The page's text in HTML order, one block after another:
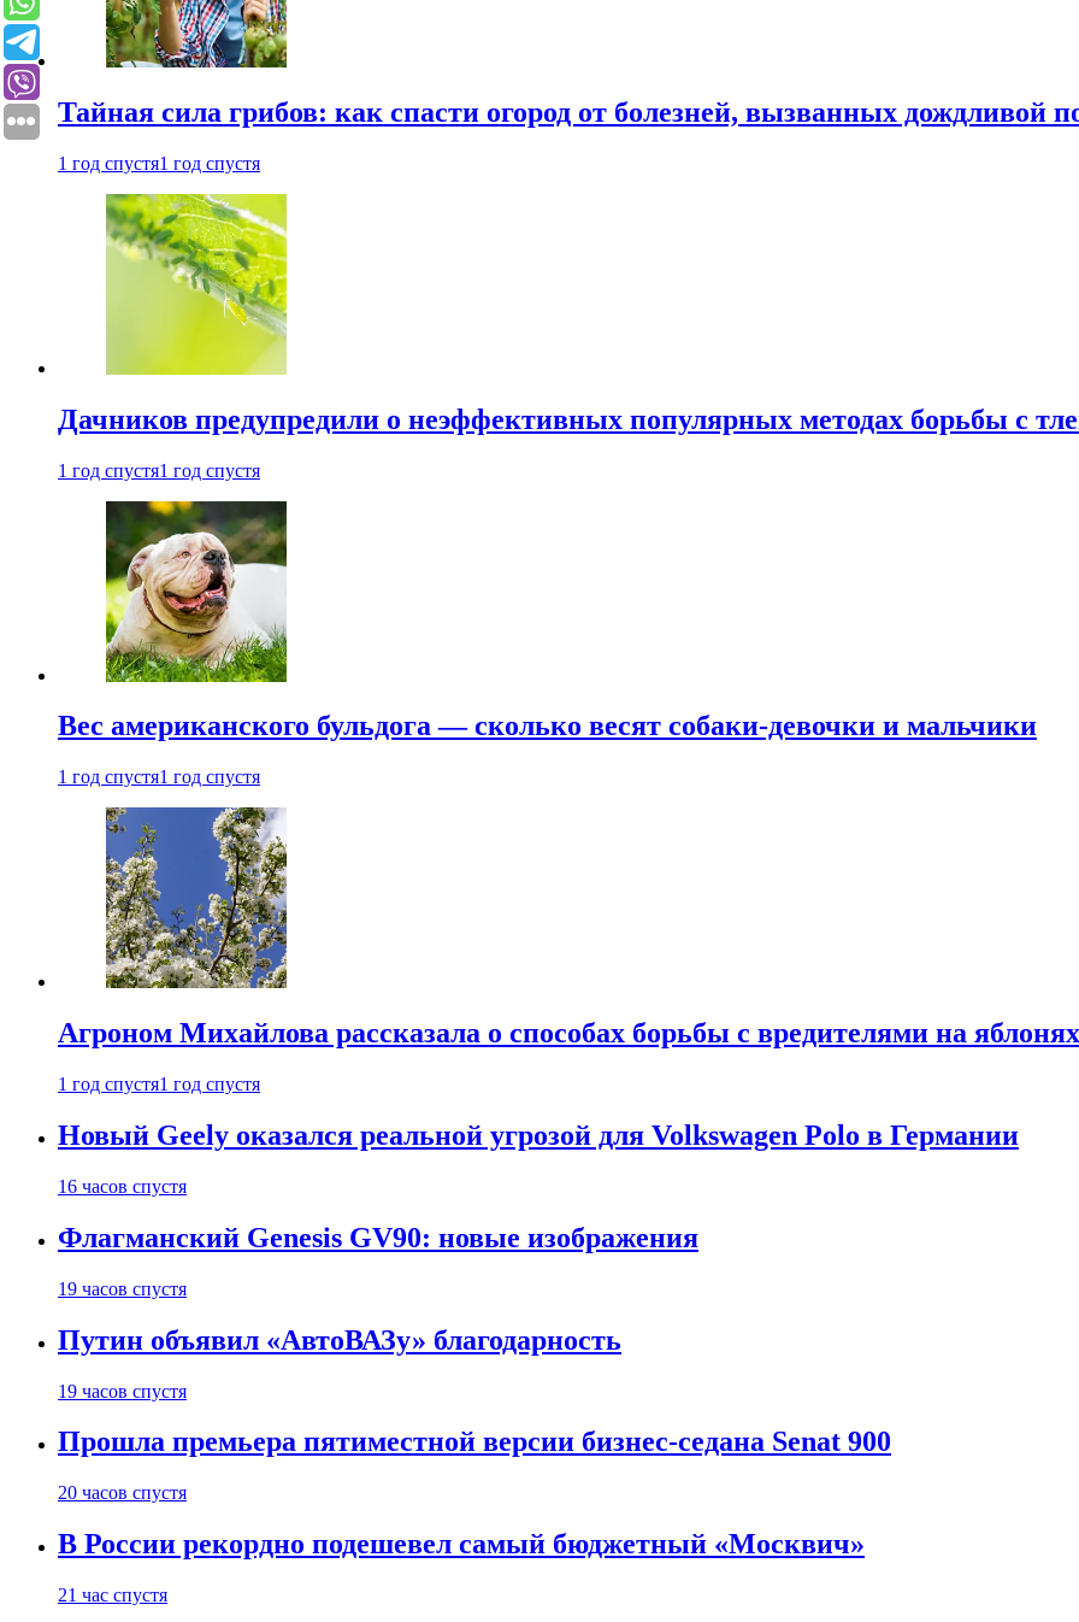
Тайная сила грибов: как спасти огород от болезней, вызванных дождливой
1 год спустя1 год спустя
Дачников предупредили о неэффективных популярных методах борьбы с
1 год спустя1 год спустя
Вес американского бульдога — сколько весят собаки-девочки и мальчики
1 год спустя1 год спустя
Агроном Михайлова рассказала о способах борьбы с вредителями на яблонях
1 год спустя1 год спустя
Новый Geely оказался реальной угрозой для Volkswagen Polo в Германии
16 часов спустя
Флагманский Genesis GV90: новые изображения
19 часов спустя
Путин объявил «АвтоВАЗу» благодарность
19 часов спустя
Прошла премьера пятиместной версии бизнес-седана Senat 900
20 часов спустя
В России рекордно подешевел самый бюджетный «Москвич»
21 час спустя